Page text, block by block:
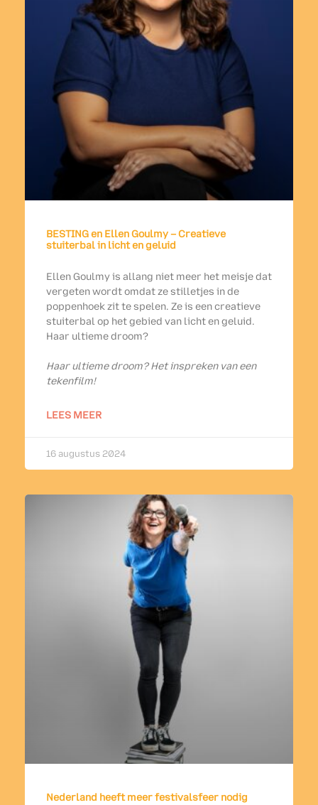
BESTING en Ellen Goulmy – Creatieve
stuiterbal in licht en geluid
Ellen Goulmy is allang niet meer het meisje dat
vergeten wordt omdat ze stilletjes in de
poppenhoek zit te spelen. Ze is een creatieve
stuiterbal op het gebied van licht en geluid.
Haar ultieme droom?
Haar ultieme droom? Het inspreken van een
tekenfilm!
LEES MEER
16 augustus 2024
Nederland heeft meer festivalsfeer nodig